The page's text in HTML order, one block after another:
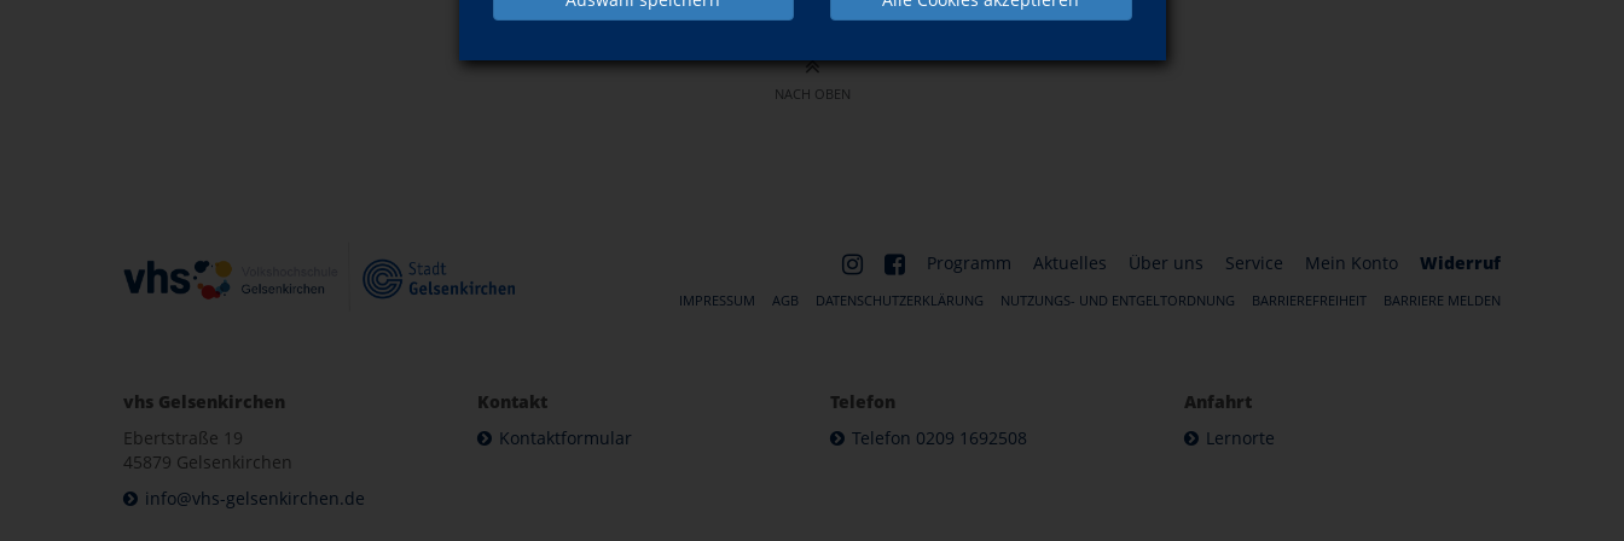
NACH OBEN
Programm Aktuelles Über uns Service Mein Konto Widerruf
IMPRESSUM AGB DATENSCHUTZERKLÄRUNG NUTZUNGS- UND ENTGELTORDNUNG BARRIEREFREIHEIT BARRIERE MELDEN
vhs Gelsenkirchen
Ebertstraße 19
45879 Gelsenkirchen
info@vhs-gelsenkirchen.de
Kontakt
Kontaktformular
Telefon
Telefon 0209 1692508
Anfahrt
Lernorte